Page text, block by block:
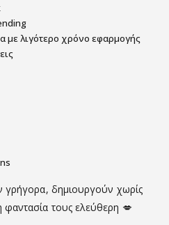
με λιγότερο χρόνο εφαρμογής
δημιουργούν χωρίς
φαντασία τους ελεύθερη 💋